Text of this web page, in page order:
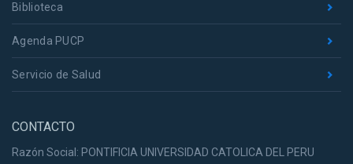
Biblioteca
Agenda PUCP
Servicio de Salud
CONTACTO
Razón Social: PONTIFICIA UNIVERSIDAD CATOLICA DEL PERU